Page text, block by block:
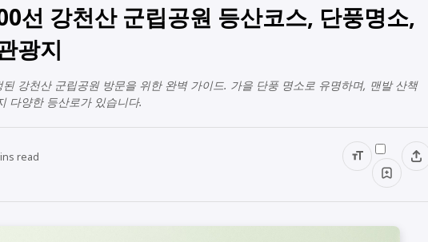
선 강천산 군립공원 등산코스, 단풍명소,
광지
강천산 군립공원 방문을 위한 완벽 가이드. 가을 단풍 명소로 유명하며, 맨발 산책
다양한 등산로가 있습니다.
read